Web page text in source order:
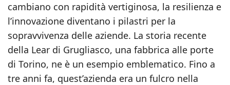
cambiano con rapidità vertiginosa, la resilienza e
l’innovazione diventano i pilastri per la
sopravvivenza delle aziende. La storia recente
della Lear di Grugliasco, una fabbrica alle porte
di Torino, ne è un esempio emblematico. Fino a
tre anni fa, quest’azienda era un fulcro nella